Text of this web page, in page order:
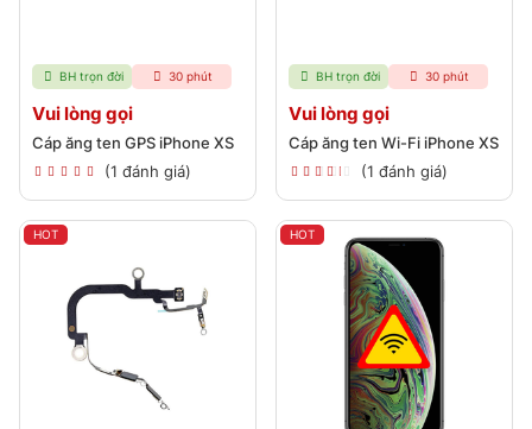
BH trọn đời 30 phút
Vui lòng gọi
Cáp ăng ten GPS iPhone XS
(1 đánh giá)
BH trọn đời 30 phút
Vui lòng gọi
Cáp ăng ten Wi-Fi iPhone XS
(1 đánh giá)
HOT HOT